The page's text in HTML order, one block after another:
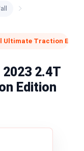
Ultimate Traction
2023 2.4T
Edition